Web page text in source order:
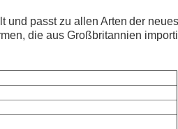
und passt zu allen Arten der
die aus Großbritannien